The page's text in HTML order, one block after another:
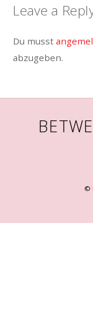
Leave a
Du musst
abzugeben.
©